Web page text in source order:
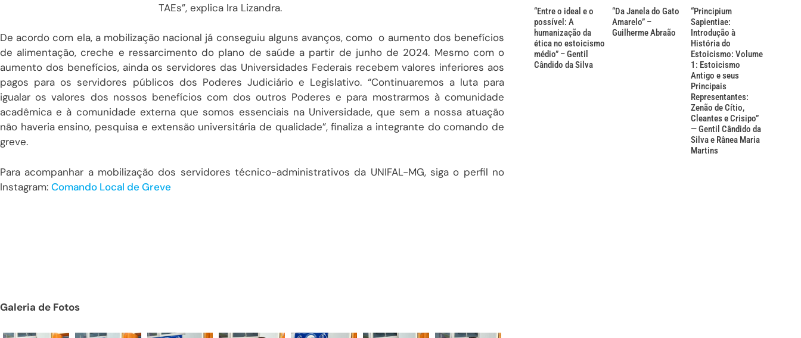
TAEs”, explica Ira Lizandra.
De acordo com ela, a mobilização nacional já conseguiu alguns avanços, como o aumento dos benefícios
de alimentação, creche e ressarcimento do plano de saúde a partir de junho de 2024. Mesmo com o
aumento dos benefícios, ainda os servidores das Universidades Federais recebem valores inferiores aos
pagos para os servidores públicos dos Poderes Judiciário e Legislativo. “Continuaremos a luta para
igualar os valores dos nossos benefícios com dos outros Poderes e para mostrarmos à comunidade
acadêmica e à comunidade externa que somos essenciais na Universidade, que sem a nossa atuação
não haveria ensino, pesquisa e extensão universitária de qualidade”, finaliza a integrante do comando de
greve.
Para acompanhar a mobilização dos servidores técnico-administrativos da UNIFAL-MG, siga o perfil no
Instagram: Comando Local de Greve
Galeria de Fotos
“Entre o ideal e o
possível: A
humanização da
ética no estoicismo
médio” – Gentil
Cândido da Silva
“Da Janela do Gato
Amarelo” –
Guilherme Abraão
“Principium
Sapientiae:
Introdução à
História do
Estoicismo: Volume
1: Estoicismo
Antigo e seus
Principais
Representantes:
Zenão de Cítio,
Cleantes e Crisipo”
— Gentil Cândido da
Silva e Rânea Maria
Martins